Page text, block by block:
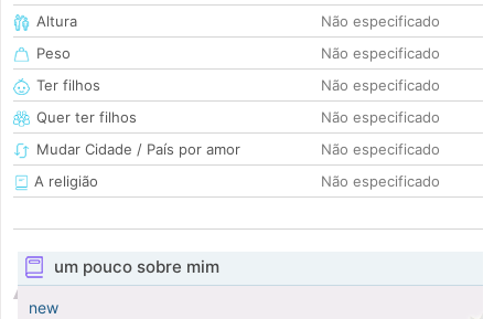
Altura
Não especificado
Peso
Não especificado
Ter filhos
Não especificado
Quer ter filhos
Não especificado
Mudar Cidade / País por amor
Não especificado
A religião
Não especificado
um pouco sobre mim
new